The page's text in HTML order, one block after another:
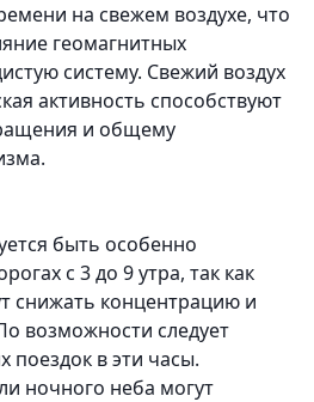
на свежем воздухе, что
геомагнитных
систему. Свежий воздух
активность способствуют
и общему
быть особенно
с 3 до 9 утра, так как
снижать концентрацию и
возможности следует
поездок в эти часы.
ночного неба могут